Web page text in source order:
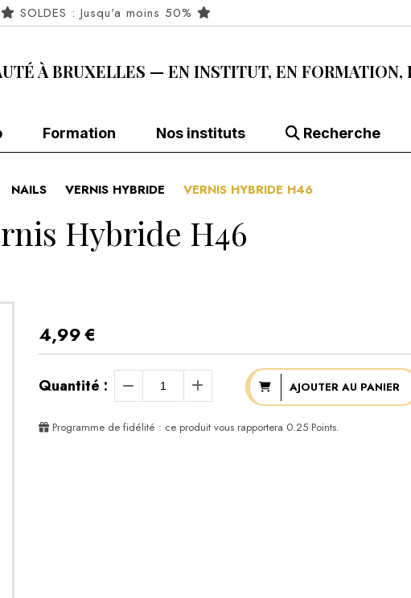
SOLDES : Jusqu'a moins 50%
À BRUXELLES — EN INSTITUT, EN FORMATION,
Formation Nos instituts Recherche
NAILS VERNIS HYBRIDE VERNIS HYBRIDE H46
Hybride H46
4,99€
Quantité : AJOUTER AU PANIER
Programme de fidélité : ce produit vous rapportera 0.25Points.